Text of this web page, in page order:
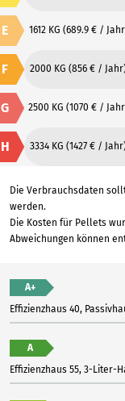
E 1612 KG (689.9 € /
F 2000 KG (856 € /
G 2500 KG (1070 € /
H 3334 KG (1427 € /
Die Verbrauchsdaten
werden.
Die Kosten für Pellets
Abweichungen können
A+
Effizienzhaus 40,
A
Effizienzhaus 55, 3-Liter-